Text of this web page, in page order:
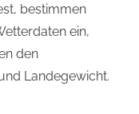
bestimmen
ein,
den
Landegewicht.